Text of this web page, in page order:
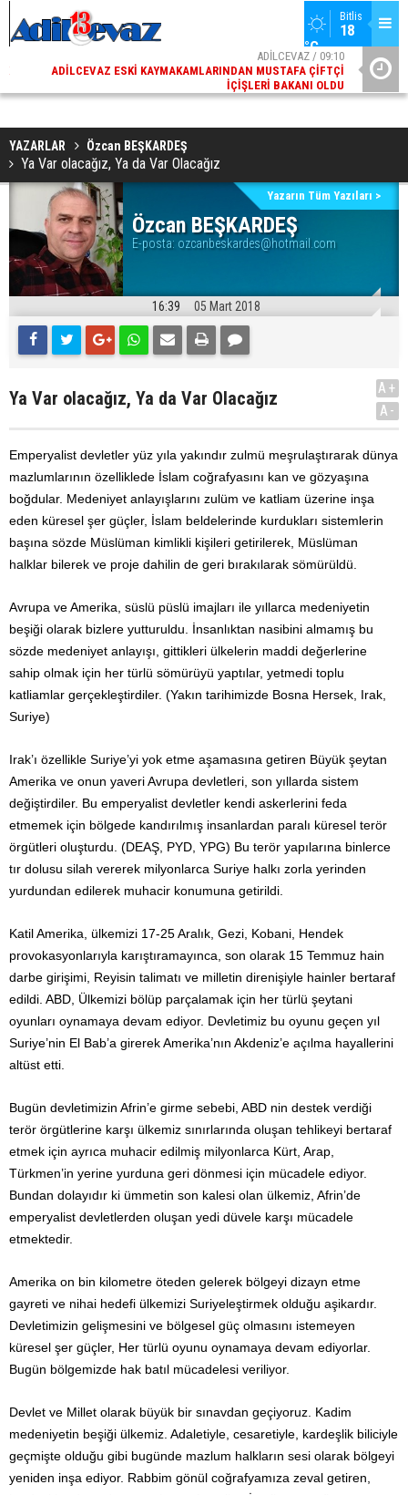
Bitlis
18
°C
ADİLCEVAZ / 09:10
ADILCEVAZ ESKI KAYMAKAMLARINDAN MUSTAFA ÇIFTÇI
İÇIŞLERI BAKANI OLDU
YAZARLAR Özcan BEŞKARDEŞ
Ya Var olacağız, Ya da Var Olacağız
Özcan BEŞKARDEŞ
E-posta: ozcanbeskardes@hotmail.com
Yazarın Tüm Yazıları >
16:39 05 Mart 2018
Ya Var olacağız, Ya da Var Olacağız
A+
A-
Emperyalist devletler yüz yıla yakındır zulmü meşrulaştırarak dünya
mazlumlarının özelliklede İslam coğrafyasını kan ve gözyaşına
boğdular. Medeniyet anlayışlarını zulüm ve katliam üzerine inşa
eden küresel şer güçler, İslam beldelerinde kurdukları sistemlerin
başına sözde Müslüman kimlikli kişileri getirilerek, Müslüman
halklar bilerek ve proje dahilin de geri bırakılarak sömürüldü.
Avrupa ve Amerika, süslü püslü imajları ile yıllarca medeniyetin
beşiği olarak bizlere yutturuldu. İnsanlıktan nasibini almamış bu
sözde medeniyet anlayışı, gittikleri ülkelerin maddi değerlerine
sahip olmak için her türlü sömürüyü yaptılar, yetmedi toplu
katliamlar gerçekleştirdiler. (Yakın tarihimizde Bosna Hersek, Irak,
Suriye)
Irak’ı özellikle Suriye’yi yok etme aşamasına getiren Büyük şeytan
Amerika ve onun yaveri Avrupa devletleri, son yıllarda sistem
değiştirdiler. Bu emperyalist devletler kendi askerlerini feda
etmemek için bölgede kandırılmış insanlardan paralı küresel terör
örgütleri oluşturdu. (DEAŞ, PYD, YPG) Bu terör yapılarına binlerce
tır dolusu silah vererek milyonlarca Suriye halkı zorla yerinden
yurdundan edilerek muhacir konumuna getirildi.
Katil Amerika, ülkemizi 17-25 Aralık, Gezi, Kobani, Hendek
provokasyonlarıyla karıştıramayınca, son olarak 15 Temmuz hain
darbe girişimi, Reyisin talimatı ve milletin direnişiyle hainler bertaraf
edildi. ABD, Ülkemizi bölüp parçalamak için her türlü şeytani
oyunları oynamaya devam ediyor. Devletimiz bu oyunu geçen yıl
Suriye’nin El Bab’a girerek Amerika’nın Akdeniz’e açılma hayallerini
altüst etti.
Bugün devletimizin Afrin’e girme sebebi, ABD nin destek verdiği
terör örgütlerine karşı ülkemiz sınırlarında oluşan tehlikeyi bertaraf
etmek için ayrıca muhacir edilmiş milyonlarca Kürt, Arap,
Türkmen’in yerine yurduna geri dönmesi için mücadele ediyor.
Bundan dolayıdır ki ümmetin son kalesi olan ülkemiz, Afrin’de
emperyalist devletlerden oluşan yedi düvele karşı mücadele
etmektedir.
Amerika on bin kilometre öteden gelerek bölgeyi dizayn etme
gayreti ve nihai hedefi ülkemizi Suriyeleştirmek olduğu aşikardır.
Devletimizin gelişmesini ve bölgesel güç olmasını istemeyen
küresel şer güçler, Her türlü oyunu oynamaya devam ediyorlar.
Bugün bölgemizde hak batıl mücadelesi veriliyor.
Devlet ve Millet olarak büyük bir sınavdan geçiyoruz. Kadim
medeniyetin beşiği ülkemiz. Adaletiyle, cesaretiyle, kardeşlik biliciyle
geçmişte olduğu gibi bugünde mazlum halkların sesi olarak bölgeyi
yeniden inşa ediyor. Rabbim gönül coğrafyamıza zeval getiren,